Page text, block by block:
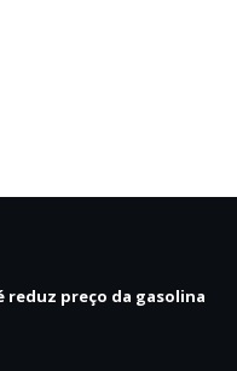
reduz preço da gasolina